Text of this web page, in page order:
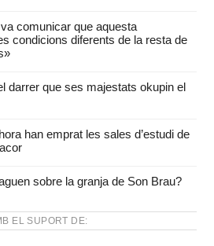
comunicar que aquesta
condicions diferents de la resta de
darrer que ses majestats okupin el
han emprat les sales d’estudi de
sobre la granja de Son Brau?
EL SUPORT DE: